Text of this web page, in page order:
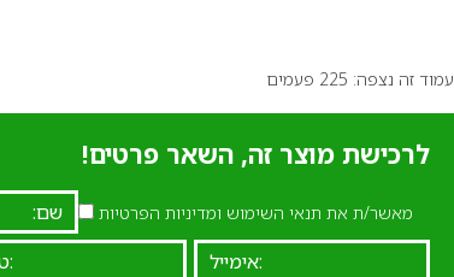
עמוד זה נצפה: 225 פעמים
לרכישת מוצר זה, השאר פרטים!
מאשר/ת את תנאי השימוש ומדיניות הפרטיות